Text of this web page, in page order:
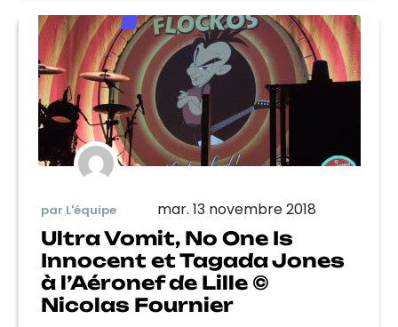
par L'équipe mar. 13 novembre 2018
Ultra Vomit, No One Is
Innocent et Tagada Jones
à l’Aéronef de Lille ©
Nicolas Fournier